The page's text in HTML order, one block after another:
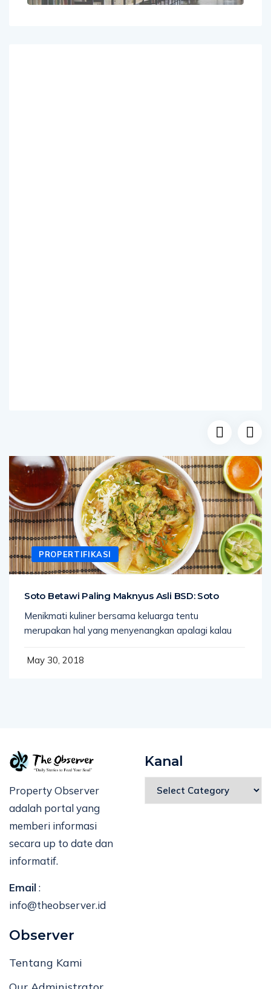
PROPERTIFIKASI
Soto Betawi Paling Maknyus Asli BSD: Soto
Menikmati kuliner bersama keluarga tentu
merupakan hal yang menyenangkan apalagi kalau
May 30, 2018
Property Observer
adalah portal yang
memberi informasi
secara up to date dan
informatif.
Email:
info@theobserver.id
Kanal
Observer
Tentang Kami